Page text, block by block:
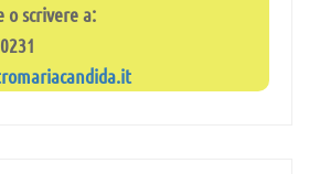
scrivere a: